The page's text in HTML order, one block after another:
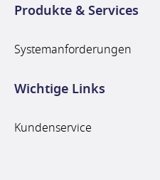
Produkte & Services
Systemanforderungen
Wichtige Links
Kundenservice